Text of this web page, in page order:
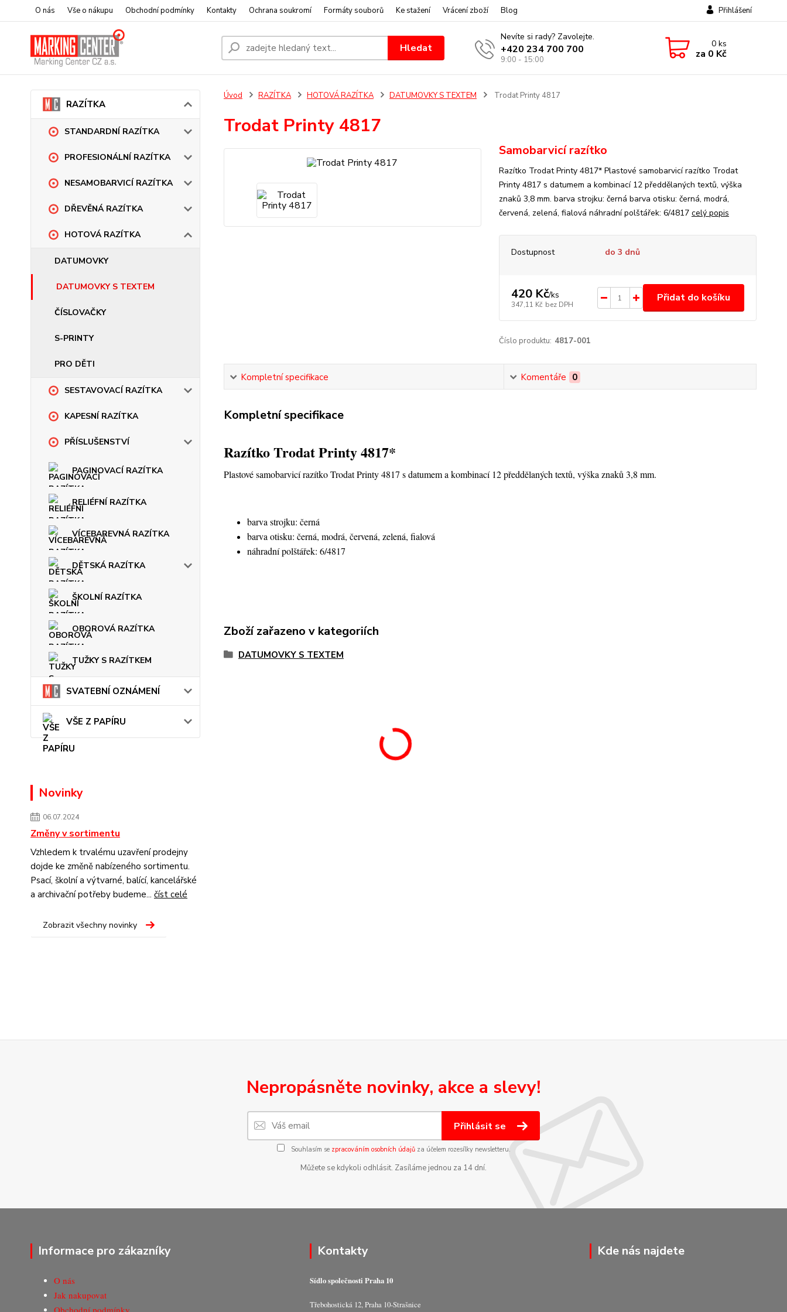
O nás Vše o nákupu Obchodní podmínky Kontakty Ochrana soukromí Formáty souborů Ke stažení Vrácení zboží Blog Přihlášení
Hledat
Nevíte si rady? Zavolejte.
+420 234 700 700
9:00 - 15:00
0ks
za 0 Kč
RAZÍTKA
STANDARDNÍ RAZÍTKA
PROFESIONÁLNÍ RAZÍTKA
NESAMOBARVICÍ RAZÍTKA
DŘEVĚNÁ RAZÍTKA
HOTOVÁ RAZÍTKA
DATUMOVKY
DATUMOVKY S TEXTEM
ČÍSLOVAČKY
S-PRINTY
PRO DĚTI
SESTAVOVACÍ RAZÍTKA
KAPESNÍ RAZÍTKA
PŘÍSLUŠENSTVÍ
PAGINOVACÍ RAZÍTKA
RELIÉFNÍ RAZÍTKA
VÍCEBAREVNÁ RAZÍTKA
DĚTSKÁ RAZÍTKA
ŠKOLNÍ RAZÍTKA
OBOROVÁ RAZÍTKA
TUŽKY S RAZÍTKEM
SVATEBNÍ OZNÁMENÍ
VŠE Z PAPÍRU
Novinky
06.07.2024
Změny v sortimentu
Vzhledem k trvalému uzavření prodejny
dojde ke změně nabízeného sortimentu.
Psací, školní a výtvarné, balící, kancelářské
a archivační potřeby budeme... číst celé
Zobrazit všechny novinky
Úvod RAZÍTKA HOTOVÁ RAZÍTKA DATUMOVKY S TEXTEM Trodat Printy 4817
Trodat Printy 4817
Samobarvicí razítko
Razítko Trodat Printy 4817* Plastové samobarvicí razítko Trodat
Printy 4817 s datumem a kombinací 12 předdělaných textů, výška
znaků 3,8 mm. barva strojku: černá barva otisku: černá, modrá,
červená, zelená, fialová náhradní polštářek: 6/4817 celý popis
Dostupnost do 3 dnů
420 Kč/ks
347,11 Kč bez DPH
Přidat do košíku
Číslo produktu: 4817-001
Kompletní specifikace Komentáře 0
Kompletní specifikace
Razítko Trodat Printy 4817*
Plastové samobarvicí razítko Trodat Printy 4817 s datumem a kombinací 12 předdělaných textů, výška znaků 3,8 mm.
barva strojku: černá
barva otisku: černá, modrá, červená, zelená, fialová
náhradní polštářek: 6/4817
Zboží zařazeno v kategoriích
DATUMOVKY S TEXTEM
Nepropásněte novinky, akce a slevy!
Přihlásit se
Souhlasím se zpracováním osobních údajůza účelem rozesílky newsletteru.
Můžete se kdykoli odhlásit. Zasíláme jednou za 14 dní.
Informace pro zákazníky
O nás
Jak nakupovat
Kontakty
Sídlo společnosti Praha 10
Třebohostická 12, Praha 10-Strašnice
Kde nás najdete